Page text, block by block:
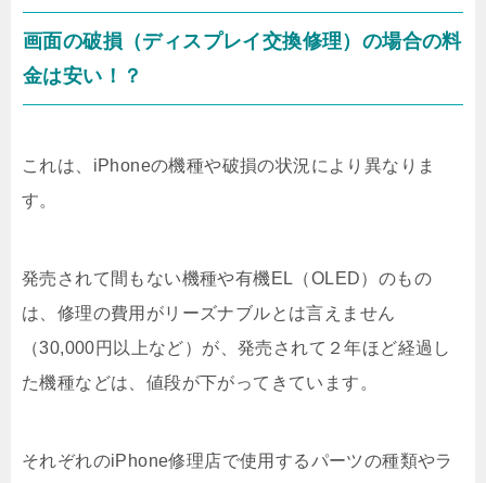
画面の破損（ディスプレイ交換修理）の場合の料
金は安い！？
これは、iPhoneの機種や破損の状況により異なりま
す。
発売されて間もない機種や有機EL（OLED）のもの
は、修理の費用がリーズナブルとは言えません
（30,000円以上など）が、発売されて２年ほど経過し
た機種などは、値段が下がってきています。
それぞれのiPhone修理店で使用するパーツの種類やラ